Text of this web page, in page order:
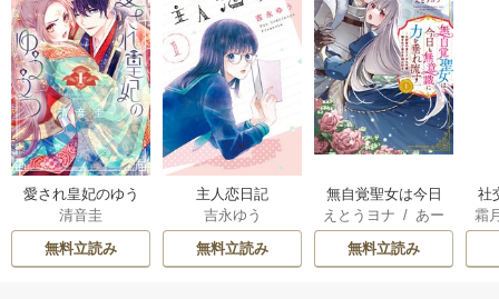
愛され皇妃のゆう
うつ
清音圭
無料立読み
主人恋日記
吉永ゆう
無料立読み
無自覚聖女は今日
も無意識に力を垂
れ流す ～公爵家
の落ちこぼれ令
えとうヨナ /あー
もんど/ あんべよ
しろう
無料立読み
社
ば
霜